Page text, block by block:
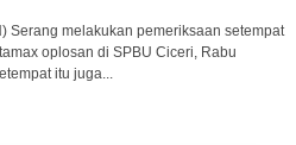
Serang melakukan pemeriksaan setempat
oplosan di SPBU Ciceri, Rabu
itu juga...